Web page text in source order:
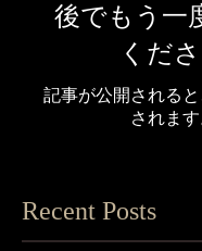
後でもう一
くだ
記事が公開される
されます
Recent Posts